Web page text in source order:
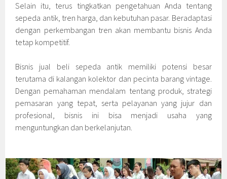
Selain itu, terus tingkatkan pengetahuan Anda tentang
sepeda antik, tren harga, dan kebutuhan pasar. Beradaptasi
dengan perkembangan tren akan membantu bisnis Anda
tetap kompetitif.
Bisnis jual beli sepeda antik memiliki potensi besar
terutama di kalangan kolektor dan pecinta barang vintage.
Dengan pemahaman mendalam tentang produk, strategi
pemasaran yang tepat, serta pelayanan yang jujur dan
profesional, bisnis ini bisa menjadi usaha yang
menguntungkan dan berkelanjutan.